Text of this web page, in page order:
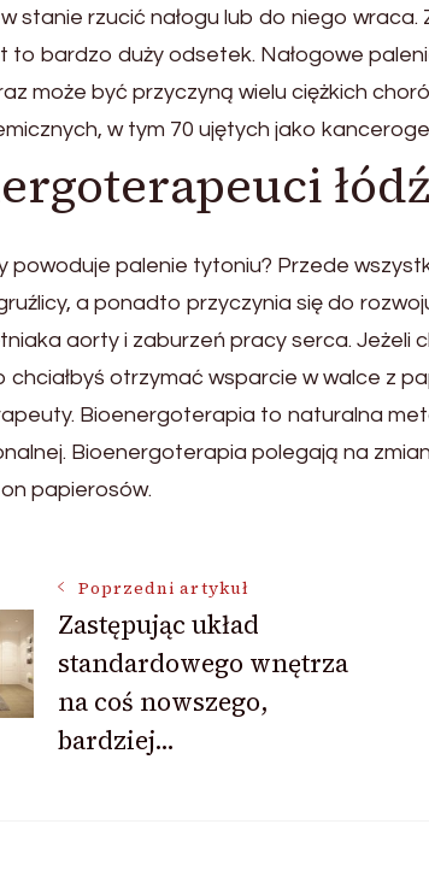
stanie rzucić nałogu lub do niego wraca.
to bardzo duży odsetek. Nałogowe
może być przyczyną wielu ciężkich
w tym 70 ujętych jako
łódź
powoduje palenie tytoniu? Przede
a ponadto przyczynia się do
aorty i zaburzeń pracy serca. Jeżeli
chciałbyś otrzymać wsparcie w walce z
Bioenergoterapia to naturalna
Bioenergoterapia polegają na
papierosów.
Poprzedni artykuł
Zastępując układ
standardowego wnętrza
na coś nowszego,
bardziej…